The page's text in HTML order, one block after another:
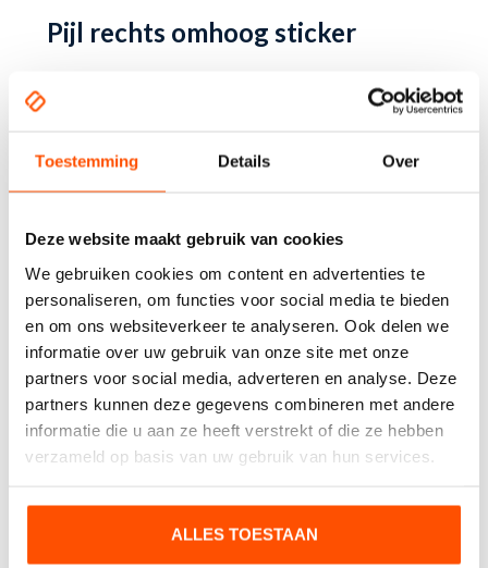
Toestemming Details Over
Deze website maakt gebruik van cookies
We gebruiken cookies om content en advertenties te
personaliseren, om functies voor social media te bieden
en om ons websiteverkeer te analyseren. Ook delen we
informatie over uw gebruik van onze site met onze
partners voor social media, adverteren en analyse. Deze
partners kunnen deze gegevens combineren met andere
informatie die u aan ze heeft verstrekt of die ze hebben
verzameld op basis van uw gebruik van hun services.
ALLES TOESTAAN
Pijl rechts omhoog sticker
Pijl rechts sticker
Contact opnemen
Heeft u interesse of wilt u meer weten?